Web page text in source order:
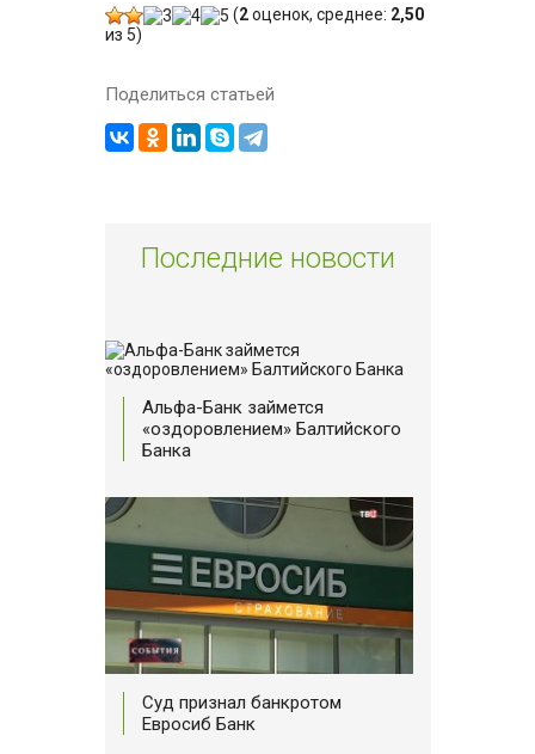
(2оценок, среднее: 2,50
из 5)
Поделиться статьей
Последние новости
Альфа-Банк займется
«оздоровлением» Балтийского
Банка
Суд признал банкротом
Евросиб Банк